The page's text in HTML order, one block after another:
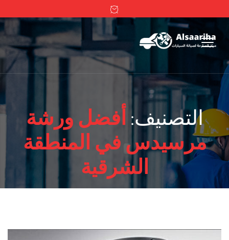
التصنيف:أفضل ورشة
مرسيدس في المنطقة
الشرقية